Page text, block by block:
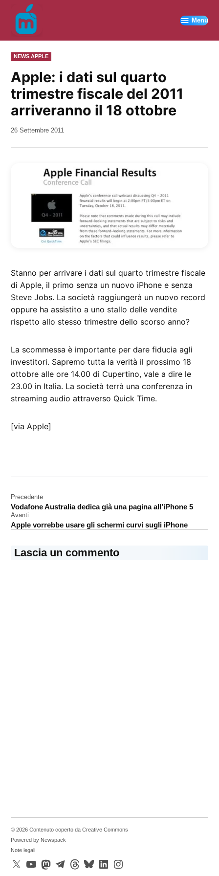
contenuto
Menu
PUBBLICATO
IN
NEWS APPLE
Apple: i dati sul quarto
trimestre fiscale del 2011
arriveranno il 18 ottobre
da
26 Settembre 2011
Stanno per arrivare i dati sul quarto trimestre fiscale
di Apple, il primo senza un nuovo iPhone e senza
Steve Jobs. La società raggiungerà un nuovo record
oppure ha assistito a uno stallo delle vendite
rispetto allo stesso trimestre dello scorso anno?
La scommessa è importante per dare fiducia agli
investitori. Sapremo tutta la verità il prossimo 18
ottobre alle ore 14.00 di Cupertino, vale a dire le
23.00 in Italia. La società terrà una conferenza in
streaming audio attraverso Quick Time.
[via Apple]
trimestre
fiscale
Navigazione
articoli
Precedente
Vodafone Australia dedica già una pagina all’iPhone 5
Avanti
Apple vorrebbe usare gli schermi curvi sugli iPhone
Lascia un commento
© 2026 Contenuto coperto da Creative Commons
Powered by Newspack
Note legali
X
YouTubeMastodonTelegramThreadsBlueskyLinkedInInstagram